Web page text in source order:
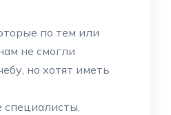
по тем или
не смогли
но хотят иметь